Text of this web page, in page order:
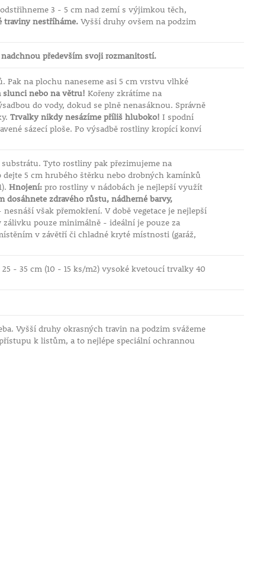
3 - 5 cm nad zemí s výjimkou těch,
traviny nestříháme.Vyšší druhy ovšem na podzim
především svoji rozmanitostí.
Pak na plochu naneseme asi 5 cm vrstvu vlhké
slunci nebo na větru! Kořeny zkrátíme na
do vody, dokud se plně nenasáknou. Správně
Trvalky nikdy nesázíme příliš hluboko! I spodní
sázecí ploše. Po výsadbě rostliny kropící konví
Tyto rostliny pak přezimujeme na
5 cm hrubého štěrku nebo drobných kamínků
Hnojení:pro rostliny v nádobách je nejlepší využít
dosáhnete zdravého růstu, nádherné barvy,
však přemokření. V době vegetace je nejlepší
pouze minimálně - ideální je pouze za
v závětří či chladné kryté místnosti (garáž,
- 35 cm (10 - 15 ks/m2) vysoké kvetoucí trvalky 40
Vyšší druhy okrasných travin na podzim svážeme
k listům, a to nejlépe speciální ochrannou